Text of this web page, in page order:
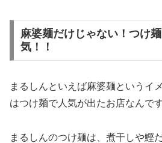
麻婆麺だけじゃない！つけ
気！！
まるしんといえば麻婆麺というイ
はつけ麺で人気が出たお店なんです
まるしんのつけ麺は、煮干しや鰹